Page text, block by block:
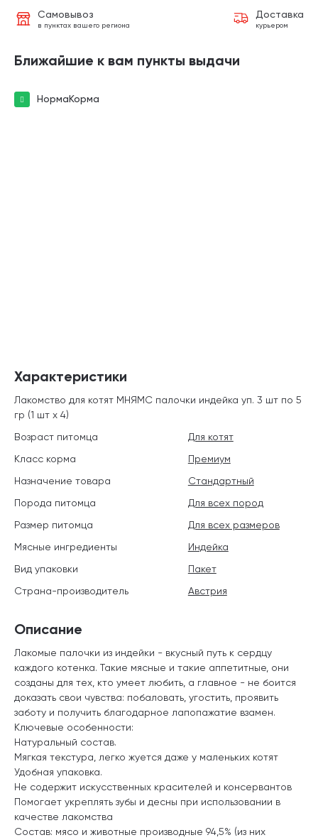
Самовывоз
в пунктах вашего региона
Доставка
курьером
Ближайшие к вам пункты выдачи
НормаКорма
Описание
Лакомые палочки из индейки - вкусный путь к сердцу
каждого котенка. Такие мясные и такие аппетитные, они
созданы для тех, кто умеет любить, а главное - не боится
доказать свои чувства: побаловать, угостить, проявить
заботу и получить благодарное лапопажатие взамен.
Ключевые особенности:
Натуральный состав.
Мягкая текстура, легко жуется даже у маленьких котят
Удобная упаковка.
Не содержит искусственных красителей и консервантов
Помогает укреплять зубы и десны при использовании в
качестве лакомства
Состав: мясо и животные производные 94,5% (из них
Характеристики
Лакомство для котят МНЯМС палочки индейка уп. 3 шт по 5
гр (1 шт х 4)
Возраст питомца
Для котят
Класс корма
Премиум
Назначение товара
Стандартный
Порода питомца
Для всех пород
Размер питомца
Для всех размеров
Мясные ингредиенты
Индейка
Вид упаковки
Пакет
Страна-производитель
Австрия